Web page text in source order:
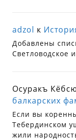
adzol к
Добавлены
Светловодское
Осуракъ
балкарских
Если вы
Тебердинском
жили